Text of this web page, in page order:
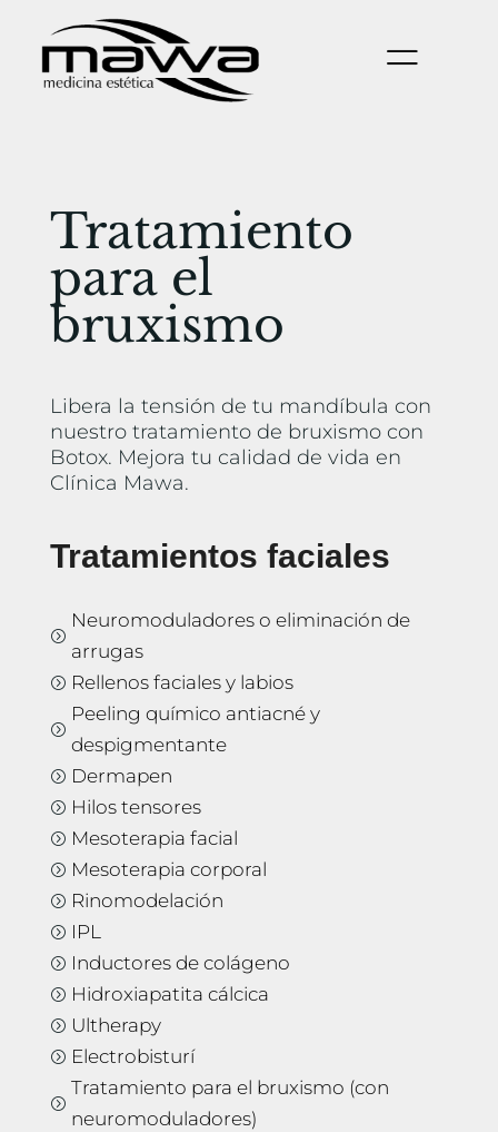
Tratamiento
para el
bruxismo
Libera la tensión de tu mandíbula con
nuestro tratamiento de bruxismo con
Botox. Mejora tu calidad de vida en
Clínica Mawa.
Tratamientos faciales
=
Neuromoduladores o eliminación de
arrugas
= Rellenos faciales y labios
=
Peeling químico antiacné y
despigmentante
= Dermapen
= Hilos tensores
= Mesoterapia facial
= Mesoterapia corporal
= Rinomodelación
= IPL
= Inductores de colágeno
= Hidroxiapatita cálcica
= Ultherapy
= Electrobisturí
=
Tratamiento para el bruxismo (con
neuromoduladores)